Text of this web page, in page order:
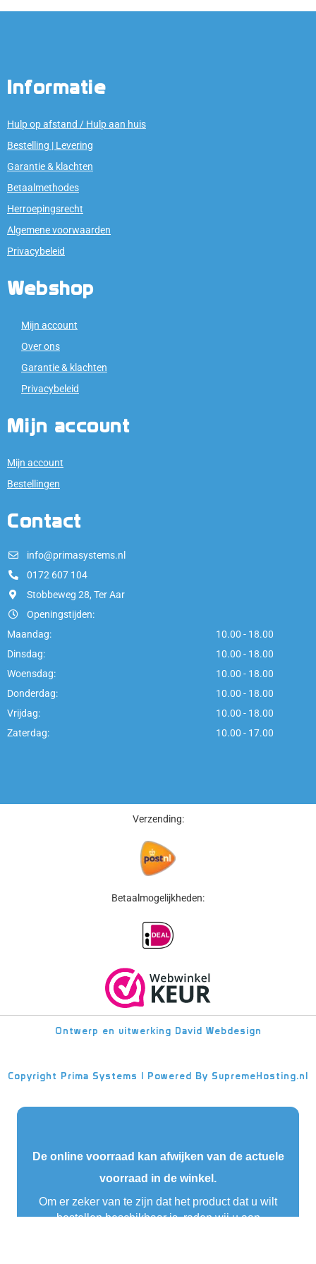
Informatie
Hulp op afstand / Hulp aan huis
Bestelling | Levering
Garantie & klachten
Betaalmethodes
Herroepingsrecht
Algemene voorwaarden
Privacybeleid
Webshop
Mijn account
Over ons
Garantie & klachten
Privacybeleid
Mijn account
Mijn account
Bestellingen
Contact
info@primasystems.nl
0172 607 104
Stobbeweg 28, Ter Aar
Openingstijden:
Maandag:
10.00 - 18.00
Dinsdag:
10.00 - 18.00
Woensdag:
10.00 - 18.00
Donderdag:
10.00 - 18.00
Vrijdag:
10.00 - 18.00
Zaterdag:
10.00 - 17.00
Verzending:
Betaalmogelijkheden:
Ontwerp en uitwerking David Webdesign
Copyright Prima Systems | Powered By SupremeHosting.nl
De online voorraad kan afwijken van de actuele
voorraad in de winkel.
Om er zeker van te zijn dat het product dat u wilt
bestellen beschikbaar is, raden wij u aan